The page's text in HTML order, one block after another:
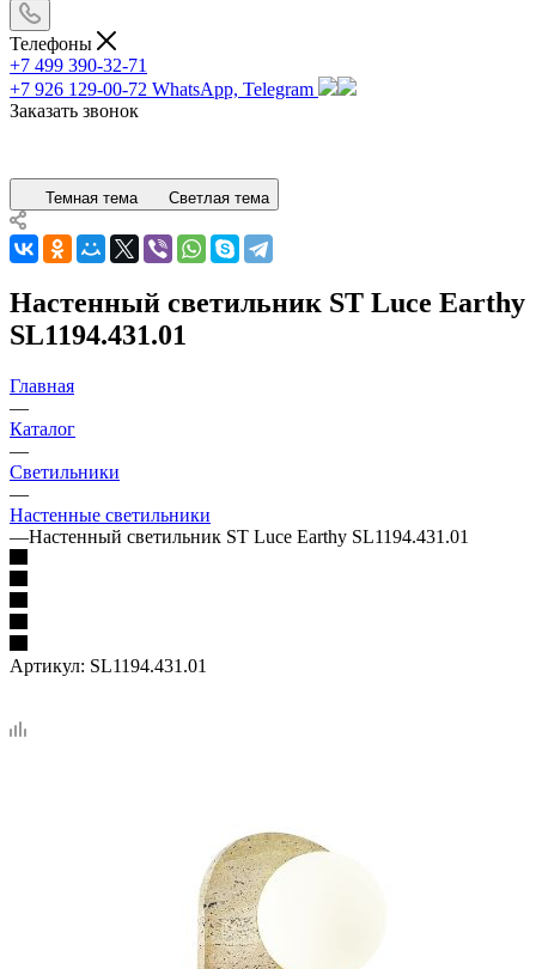
Телефоны
+7 499 390-32-71
+7 926 129-00-72 WhatsApp, Telegram
Заказать звонок
Темная тема Светлая тема
Настенный светильник ST Luce Earthy
SL1194.431.01
Главная
—
Каталог
—
Светильники
—
Настенные светильники
—Настенный светильник ST Luce Earthy SL1194.431.01
Артикул: SL1194.431.01